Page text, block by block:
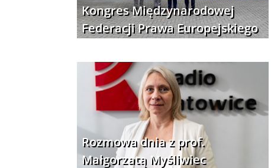
Kongres Międzynarodowej
Federacji Prawa Europejskiego
Rozmowa dnia z prof.
Małgorzatą Myśliwiec